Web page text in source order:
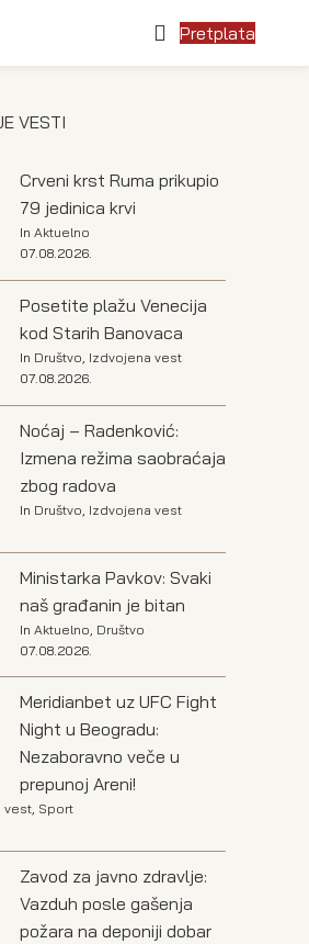
Pretplata
VESTI
Crveni krst Ruma prikupio
79 jedinica krvi
In Aktuelno
07.08.2026.
Posetite plažu Venecija
kod Starih Banovaca
In Društvo Izdvojena vest
07.08.2026.
Noćaj – Radenković:
Izmena režima saobraćaja
zbog radova
In Društvo Izdvojena vest
Ministarka Pavkov: Svaki
naš građanin je bitan
In Aktuelno Društvo
07.08.2026.
Meridianbet uz UFC Fight
Night u Beogradu:
Nezaboravno veče u
prepunoj Areni!
vest, Sport
Zavod za javno zdravlje:
Vazduh posle gašenja
požara na deponiji dobar